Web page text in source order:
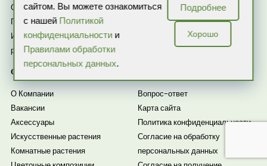
Отзывы
Публичная оферта
Инструкции по уходу за
растениями
О БРЕНДЕ
О Компании
Вакансии
Аксессуары
Искусственные растения
Комнатные растения
Вопрос-ответ
Карта сайта
Политика конфиденциальности
Согласие на обработку
персональных данных
сайтом. Вы можете ознакомиться
с нашей Политикой
конфиденциальностии
Правилами обработки
персональных данных.
Подробнее
Хорошо